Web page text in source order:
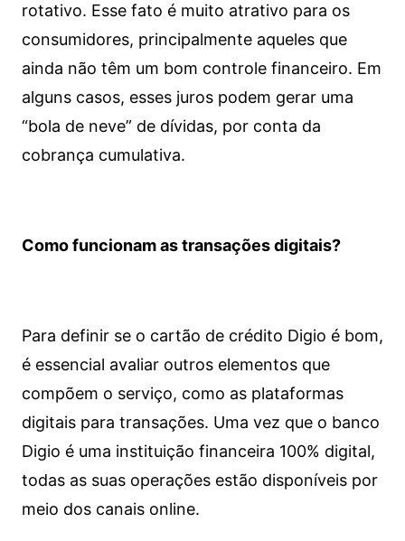
rotativo. Esse fato é muito atrativo para os
consumidores, principalmente aqueles que
ainda não têm um bom controle financeiro. Em
alguns casos, esses juros podem gerar uma
“bola de neve” de dívidas, por conta da
cobrança cumulativa.
Como funcionam as transações digitais?
Para definir se o cartão de crédito Digio é bom,
é essencial avaliar outros elementos que
compõem o serviço, como as plataformas
digitais para transações. Uma vez que o banco
Digio é uma instituição financeira 100% digital,
todas as suas operações estão disponíveis por
meio dos canais online.